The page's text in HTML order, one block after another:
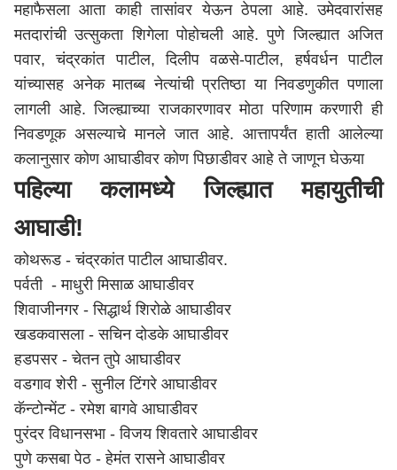
महाफैसला आता काही तासांवर येऊन ठेपला आहे. उमेदवारांसह
मतदारांची उत्सुकता शिगेला पोहोचली आहे. पुणे जिल्ह्यात अजित
पवार, चंद्रकांत पाटील, दिलीप वळसे-पाटील, हर्षवर्धन पाटील
यांच्यासह अनेक मातब्ब नेत्यांची प्रतिष्ठा या निवडणुकीत पणाला
लागली आहे. जिल्ह्याच्या राजकारणावर मोठा परिणाम करणारी ही
निवडणूक असल्याचे मानले जात आहे. आत्तापर्यंत हाती आलेल्या
कलानुसार कोण आघाडीवर कोण पिछाडीवर आहे ते जाणून घेऊया
पहिल्या कलामध्ये जिल्ह्यात महायुतीची
आघाडी!
कोथरूड - चंद्रकांत पाटील आघाडीवर.
पर्वती - माधुरी मिसाळ आघाडीवर
शिवाजीनगर - सिद्धार्थ शिरोळे आघाडीवर
खडकवासला - सचिन दोडके आघाडीवर
हडपसर - चेतन तुपे आघाडीवर
वडगाव शेरी - सुनील टिंगरे आघाडीवर
कॅन्टोन्मेंट - रमेश बागवे आघाडीवर
पुरंदर विधानसभा - विजय शिवतारे आघाडीवर
पुणेकसबा पेठ - हेमंत रासने आघाडीवर